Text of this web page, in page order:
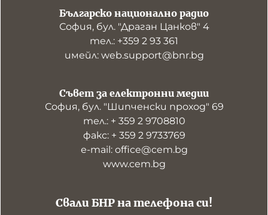
Българско национално радио
София, бул. "Драган Цанков" 4
тел.: +359 2 93 361
имейл: web.support@bnr.bg
Свали БНР на телефона си!
Съвет за електронни медии
София, бул. "Шипченски проход" 69
тел.: + 359 2 9708810
факс: + 359 2 9733769
е-mail: office@cem.bg
www.cem.bg